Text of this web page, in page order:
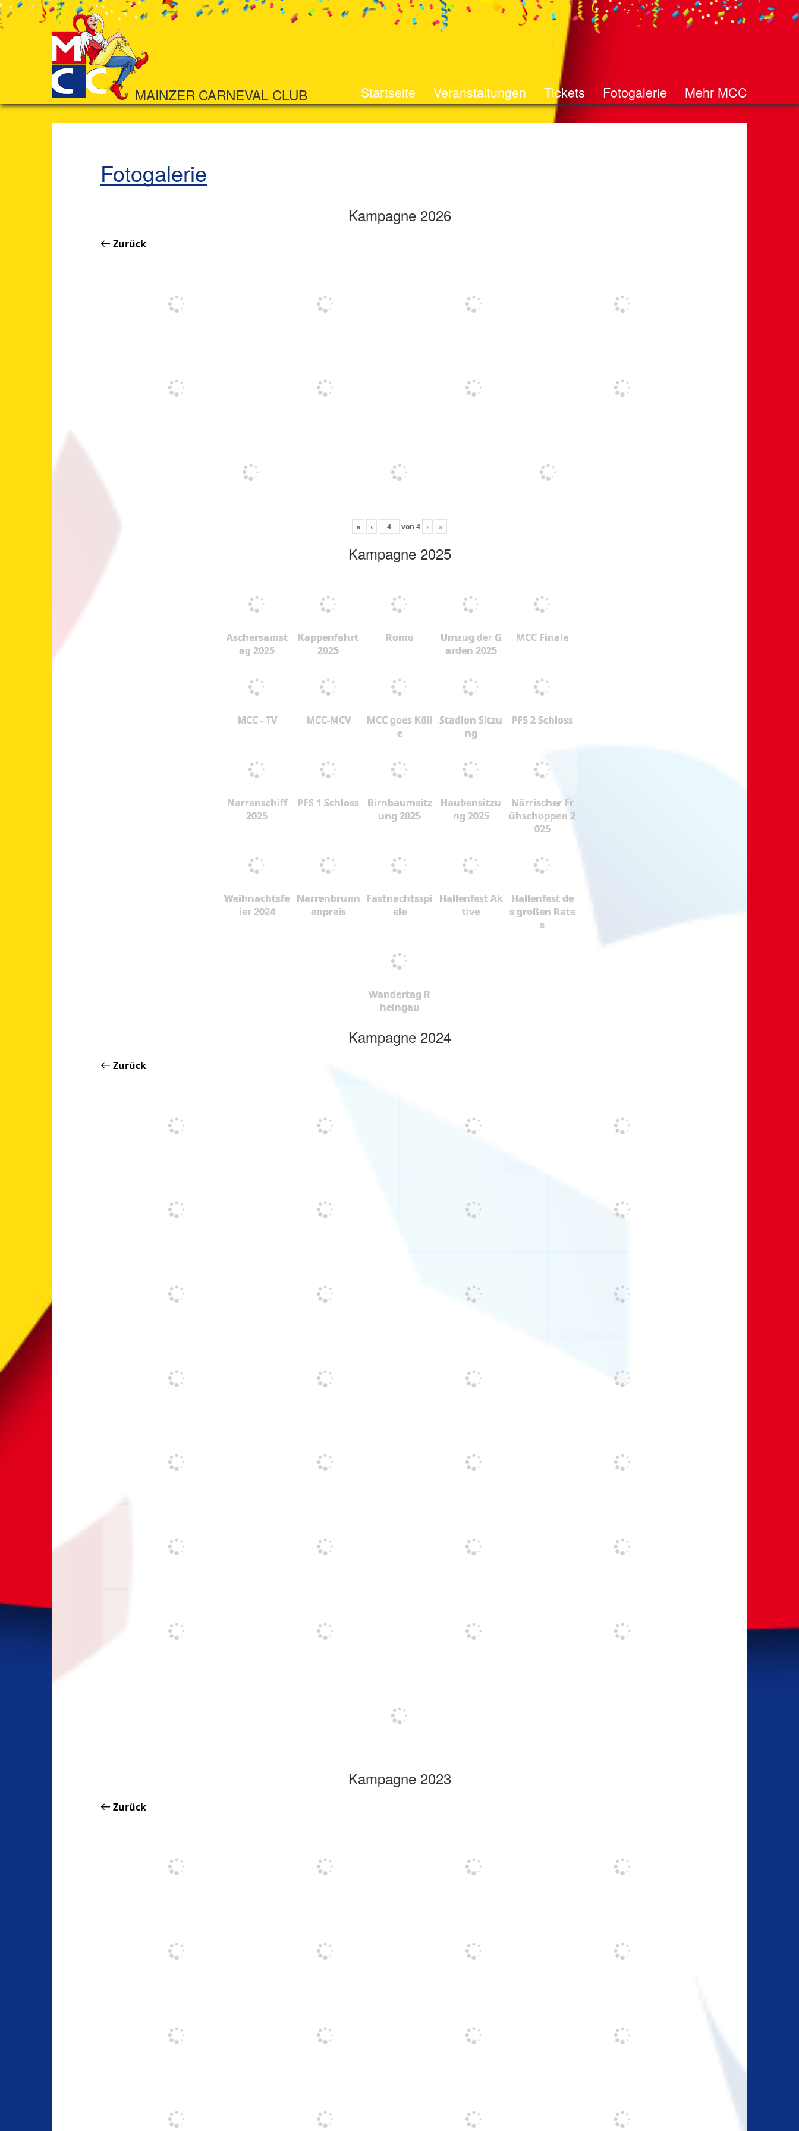
MAINZER CARNEVAL CLUB Startseite Veranstaltungen Tickets Fotogalerie Mehr MCC
Fotogalerie
Kampagne 2026
Zurück
« ‹ von 4 › »
Kampagne 2025
Aschersamst
ag 2025
Kappenfahrt
2025
Romo
Umzug der G
arden 2025
MCC Finale
MCC - TV MCC-MCV
MCC goes Köll
e
Stadion Sitzu
ng
PFS 2 Schloss
Narrenschiff
2025
PFS 1 Schloss
Birnbaumsitz
ung 2025
Haubensitzu
ng 2025
Närrischer Fr
ühschoppen 2
025
Weihnachtsfe
ier 2024
Narrenbrunn
enpreis
Fastnachtsspi
ele
Hallenfest Ak
tive
Hallenfest de
s großen Rate
s
Wandertag R
heingau
Kampagne 2024
Zurück
Kampagne 2023
Zurück